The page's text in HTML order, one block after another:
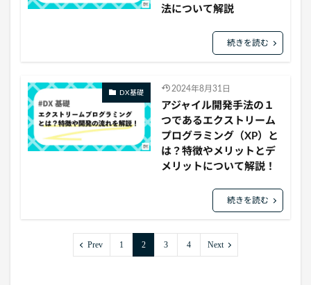
法について解説
続きを読む
DX基礎 2024年8月31日
アジャイル開発手法の１
つであるエクストリーム
プログラミング（XP）と
は？特徴やメリットとデ
メリットについて解説！
続きを読む
Prev 1 2 3 4 Next